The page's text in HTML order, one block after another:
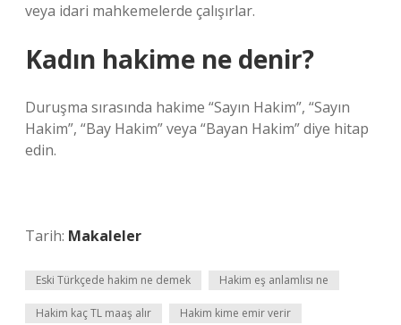
veya idari mahkemelerde çalışırlar.
Kadın hakime ne denir?
Duruşma sırasında hakime “Sayın Hakim”, “Sayın
Hakim”, “Bay Hakim” veya “Bayan Hakim” diye hitap
edin.
Tarih: Makaleler
Eski Türkçede hakim ne demek Hakim eş anlamlısı ne
Hakim kaç TL maaş alır Hakim kime emir verir